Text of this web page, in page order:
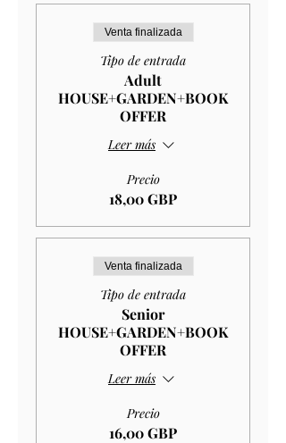
Venta finalizada
Tipo de entrada
Adult
HOUSE+GARDEN+BOOK
OFFER
Leer más
Precio
18,00 GBP
Venta finalizada
Tipo de entrada
Senior
HOUSE+GARDEN+BOOK
OFFER
Leer más
Precio
16,00 GBP